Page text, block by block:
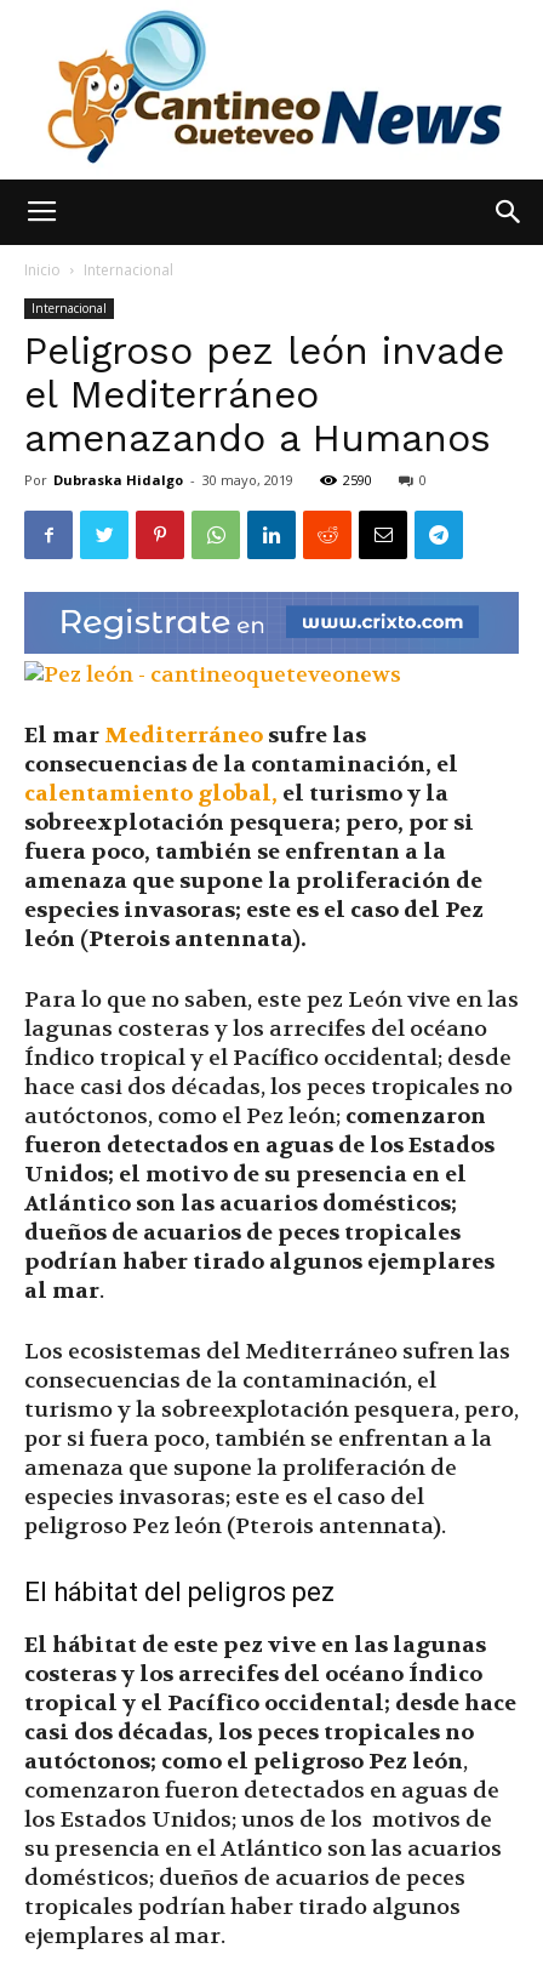
Noticias
hoy
|
Ultima
Hora
|
Inicio Internacional
Internacional
Peligroso pez león invade
el Mediterráneo
amenazando a Humanos
Por Dubraska Hidalgo - 30 mayo, 2019 2590 0
El mar Mediterráneo sufre las
consecuencias de la contaminación, el
calentamiento global, el turismo y la
sobreexplotación pesquera; pero, por si
fuera poco, también se enfrentan a la
amenaza que supone la proliferación de
especies invasoras; este es el caso del Pez
león (Pterois antennata).
Para lo que no saben, este pez León vive en las
lagunas costeras y los arrecifes del océano
Índico tropical y el Pacífico occidental; desde
hace casi dos décadas, los peces tropicales no
autóctonos, como el Pez león; comenzaron
fueron detectados en aguas de los Estados
Unidos; el motivo de su presencia en el
Atlántico son las acuarios domésticos;
dueños de acuarios de peces tropicales
podrían haber tirado algunos ejemplares
al mar.
Los ecosistemas del Mediterráneo sufren las
consecuencias de la contaminación, el
turismo y la sobreexplotación pesquera, pero,
por si fuera poco, también se enfrentan a la
amenaza que supone la proliferación de
especies invasoras; este es el caso del
peligroso Pez león (Pterois antennata).
El hábitat del peligros pez
El hábitat de este pez vive en las lagunas
costeras y los arrecifes del océano Índico
tropical y el Pacífico occidental; desde hace
casi dos décadas, los peces tropicales no
autóctonos; como el peligroso Pez león,
comenzaron fueron detectados en aguas de
los Estados Unidos; unos de los motivos de
su presencia en el Atlántico son las acuarios
domésticos; dueños de acuarios de peces
tropicales podrían haber tirado algunos
ejemplares al mar.